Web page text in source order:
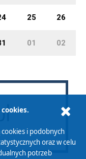
25 26
01 02
i podobnych
oraz w celu
potrzeb